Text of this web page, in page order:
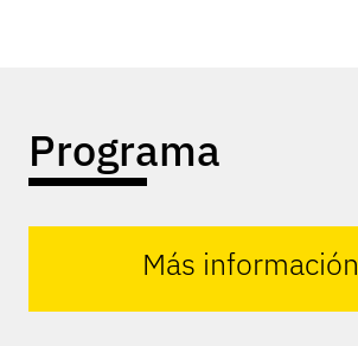
Programa
Más información